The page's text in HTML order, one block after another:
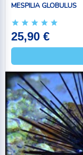
MESPILIA GLOBULUS
25,90 €